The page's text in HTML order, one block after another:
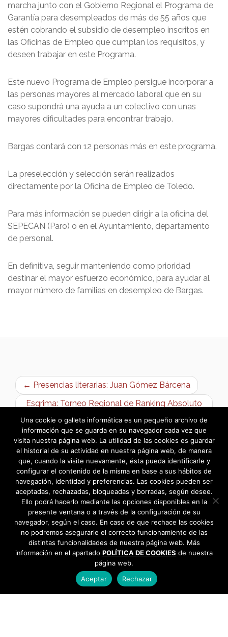
marcha junto con el Gobierno Regional el Programa de
Garantía para desempleados de más de 55 años que
estén cobrando el subsidio de desempleo inscritos en
las Oficinas de Empleo que cumplan los requisitos, y
deseen trabajar en este Programa.
Este nuevo Programa de Empleo persigue incorporar a
las personas mayores al mercado laboral que en su
caso supondrá una ayuda a un colectivo con unas
mayores dificultades para encontrar trabajo.
Bargas contará con 12 personas más en este programa.
La preselección y selección serán realizados
directamente por la Oficina de Empleo de Toledo.
Para más información se pueden dirigir a la oficina del
SEPECAN (Paro) o en el Ayuntamiento, departamento
de personal.
En definitiva, seguir manteniendo como prioridad
destinar el mayor esfuerzo económico, para ayudar al
mayor número de familias en desempleo de Bargas.
← Presencias literarias: Juan Gómez Bárcena
Esgrima: Torneo Regional de Ranking Absoluto
→
Una cookie o galleta informática es un pequeño archivo de
información que se guarda en su navegador cada vez que
visita nuestra página web. La utilidad de las cookies es guardar
el historial de su actividad en nuestra página web, de manera
que, cuando la visite nuevamente, ésta pueda identificarle y
configurar el contenido de la misma en base a sus hábitos de
navegación, identidad y preferencias. Las cookies pueden ser
aceptadas, rechazadas, bloqueadas y borradas, según desee.
Ello podrá hacerlo mediante las opciones disponibles en la
presente ventana o a través de la configuración de su
navegador, según el caso. En caso de que rechace las cookies
no podremos asegurarle el correcto funcionamiento de las
distintas funcionalidades de nuestra página web. Más
información en el apartado POLÍTICA DE COOKIES de nuestra
página web.
Aceptar
Rechazar